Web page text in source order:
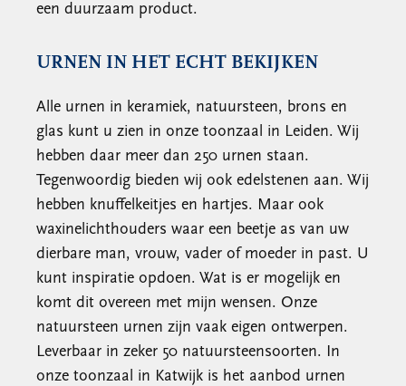
een duurzaam product.
URNEN IN HET ECHT BEKIJKEN
Alle urnen in keramiek, natuursteen, brons en
glas kunt u zien in onze toonzaal in Leiden. Wij
hebben daar meer dan 250 urnen staan.
Tegenwoordig bieden wij ook edelstenen aan. Wij
hebben knuffelkeitjes en hartjes. Maar ook
waxinelichthouders waar een beetje as van uw
dierbare man, vrouw, vader of moeder in past. U
kunt inspiratie opdoen. Wat is er mogelijk en
komt dit overeen met mijn wensen. Onze
natuursteen urnen zijn vaak eigen ontwerpen.
Leverbaar in zeker 50 natuursteensoorten. In
onze toonzaal in Katwijk is het aanbod urnen